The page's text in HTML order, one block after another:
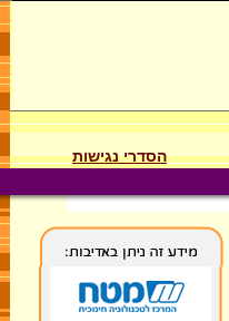
הסדרי נגישות